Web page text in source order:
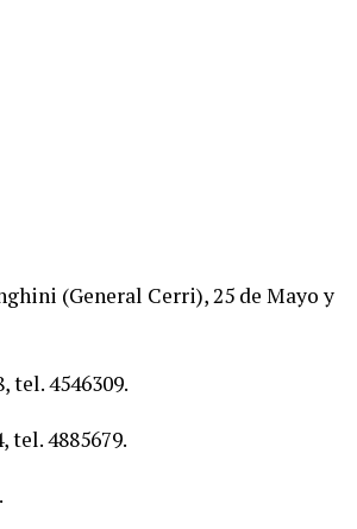
(General Cerri), 25 de Mayo y
tel. 4546309.
tel. 4885679.